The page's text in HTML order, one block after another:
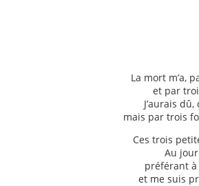
Trois
La mort m’a,
et par
J’aurais
mais par trois
Ces trois
Au
préférant à
et me suis